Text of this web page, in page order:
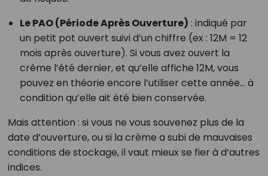
Le PAO (Période Après Ouverture) : indiqué par
un petit pot ouvert suivi d’un chiffre (ex : 12M = 12
mois après ouverture). Si vous avez ouvert la
crème l’été dernier, et qu’elle affiche 12M, vous
pouvez en théorie encore l’utiliser cette année… à
condition qu’elle ait été bien conservée.
Mais attention : si vous ne vous souvenez plus de la
date d’ouverture, ou si la crème a subi de mauvaises
conditions de stockage, il vaut mieux se fier à d’autres
indices.